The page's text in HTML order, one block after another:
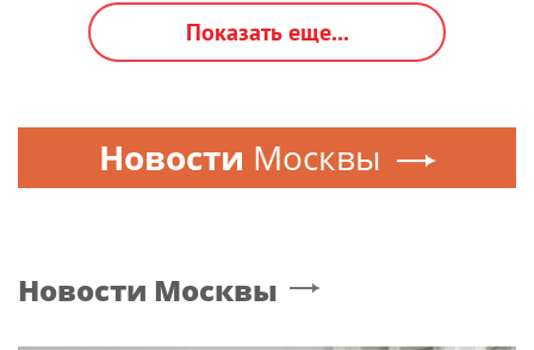
Показать еще...
Новости Москвы
Новости Москвы